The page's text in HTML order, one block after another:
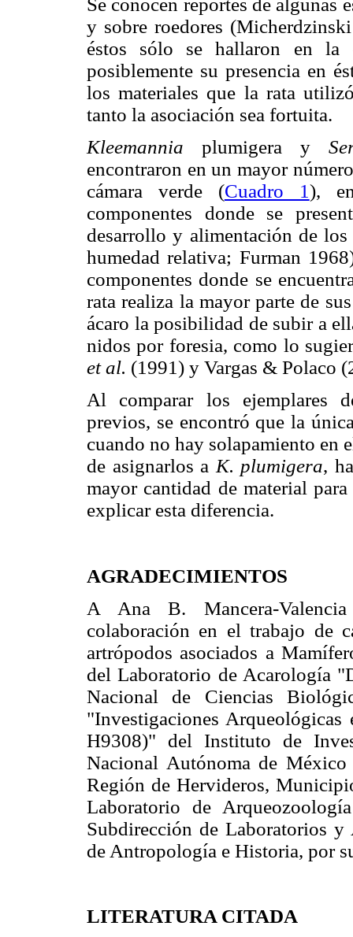
Se conocen reportes de algunas
y sobre roedores
éstos sólo se hallaron en
posiblemente su presencia en
los materiales que la rata
tanto la asociación sea fortuita.
Kleemannia plumigera y
encontraron en un mayor
cámara verde (Cuadro 1),
componentes donde se
desarrollo y alimentación de
humedad relativa; Furman
componentes donde se
rata realiza la mayor parte de
ácaro la posibilidad de subir a
nidos por foresia, como lo
et al. (1991) y Vargas & Polaco
Al comparar los ejemplares
previos, se encontró que la
cuando no hay solapamiento en
de asignarlos a K. plumigera,
mayor cantidad de material
explicar esta diferencia.
AGRADECIMIENTOS
A Ana B. Mancera-
colaboración en el trabajo de
artrópodos asociados a
del Laboratorio de Acarología
Nacional de Ciencias
"Investigaciones
H9308)" del Instituto de
Nacional Autónoma de
Región de Hervideros,
Laboratorio de
Subdirección de Laboratorios
de Antropología e Historia, por
LITERATURA CITADA